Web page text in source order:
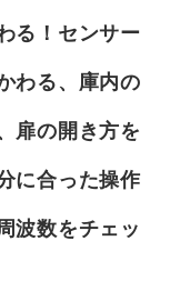
る！センサー
わる、庫内の
扉の開き方を
に合った操作
波数をチェッ